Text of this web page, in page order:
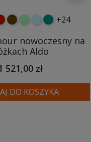
czekoladowy
miętowybłękitny
turkusowy
+24
nowoczesny na
Aldo
521,00 zł
DO KOSZYKA